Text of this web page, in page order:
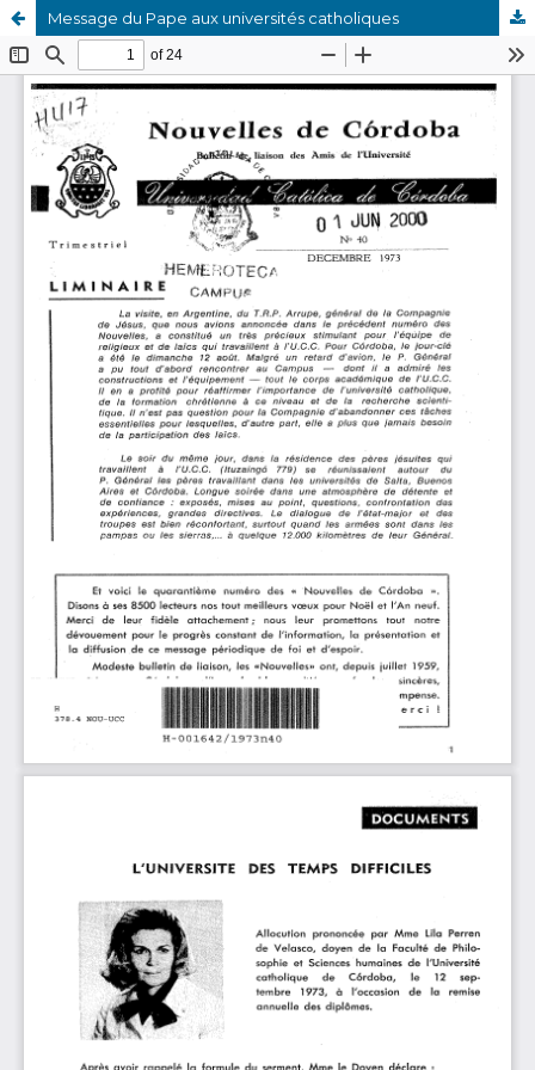
Message du Pape aux universités catholiques